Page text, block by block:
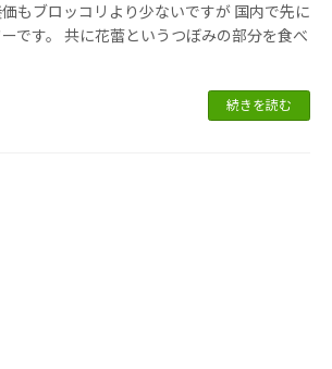
もブロッコリより少ないですが 国内で先に
です。 共に花蕾というつぼみの部分を食べ
続きを読む